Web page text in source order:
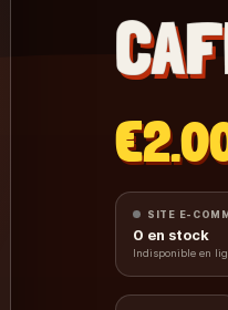
SITE E-
0 en stock
Indisponible en